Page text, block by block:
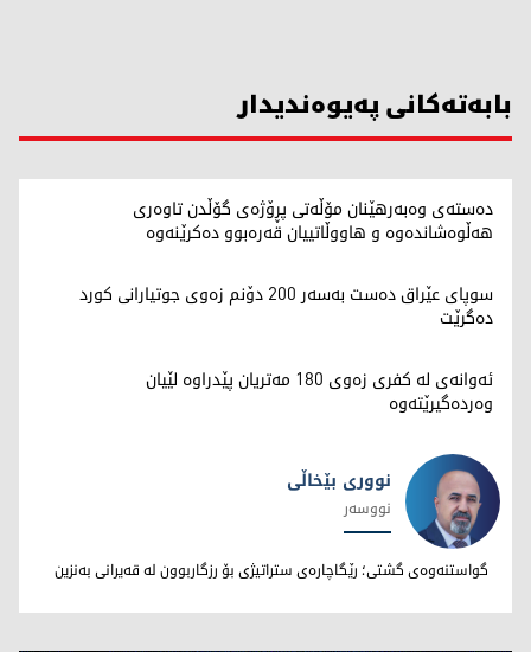
بابەتەکانی پەیوەندیدار
دەستەی وەبەرهێنان مۆڵەتی پڕۆژەی گۆڵدن تاوەری
هەڵوەشاندەوە و هاووڵاتییان قەرەبوو دەکرێنەوە
سوپای عێراق دەست بەسەر 200 دۆنم زەوی جوتیارانی کورد
دەگرێت
ئەوانەی لە کفری زەوی 180 مەتریان پێدراوە لێیان
وەردەگیرێتەوە
نووری بێخاڵی
نووری بێخاڵی
نووسەر
گواستنەوەی گشتی؛ رێگاچارەی ستراتیژی بۆ رزگاربوون لە قەیرانی بەنزین